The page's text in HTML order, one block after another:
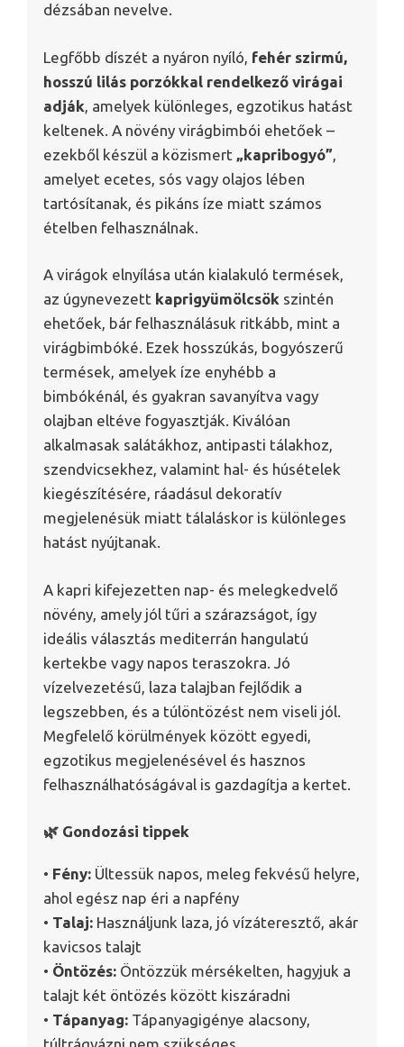
dézsában nevelve.
Legfőbb díszét a nyáron nyíló, fehér szirmú,
hosszú lilás porzókkal rendelkező virágai
adják, amelyek különleges, egzotikus hatást
keltenek. A növény virágbimbói ehetőek –
ezekből készül a közismert „kapribogyó”,
amelyet ecetes, sós vagy olajos lében
tartósítanak, és pikáns íze miatt számos
ételben felhasználnak.
A virágok elnyílása után kialakuló termések,
az úgynevezett kaprigyümölcsök szintén
ehetőek, bár felhasználásuk ritkább, mint a
virágbimbóké. Ezek hosszúkás, bogyószerű
termések, amelyek íze enyhébb a
bimbókénál, és gyakran savanyítva vagy
olajban eltéve fogyasztják. Kiválóan
alkalmasak salátákhoz, antipasti tálakhoz,
szendvicsekhez, valamint hal- és húsételek
kiegészítésére, ráadásul dekoratív
megjelenésük miatt tálaláskor is különleges
hatást nyújtanak.
A kapri kifejezetten nap- és melegkedvelő
növény, amely jól tűri a szárazságot, így
ideális választás mediterrán hangulatú
kertekbe vagy napos teraszokra. Jó
vízelvezetésű, laza talajban fejlődik a
legszebben, és a túlöntözést nem viseli jól.
Megfelelő körülmények között egyedi,
egzotikus megjelenésével és hasznos
felhasználhatóságával is gazdagítja a kertet.
🌿 Gondozási tippek
• Fény: Ültessük napos, meleg fekvésű helyre,
ahol egész nap éri a napfény
• Talaj: Használjunk laza, jó vízáteresztő, akár
kavicsos talajt
• Öntözés: Öntözzük mérsékelten, hagyjuk a
talajt két öntözés között kiszáradni
• Tápanyag: Tápanyagigénye alacsony,